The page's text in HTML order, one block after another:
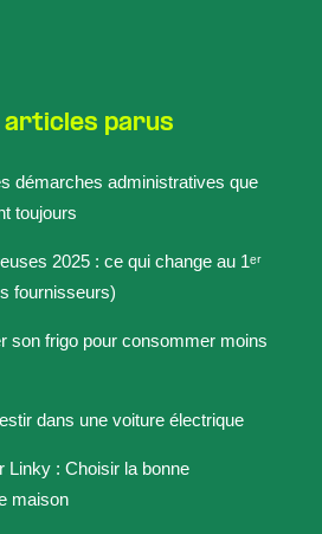
articles parus
démarches administratives que
toujours
2025 : ce qui change au 1ᵉʳ
fournisseurs)
son frigo pour consommer moins
dans une voiture électrique
Linky : Choisir la bonne
maison